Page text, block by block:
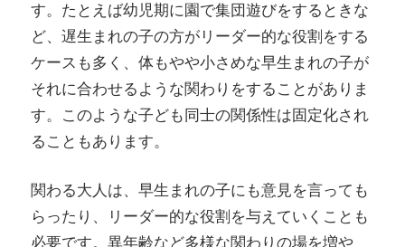
す。たとえば幼児期に園で集団遊びをするときな
ど、遅生まれの子の方がリーダー的な役割をする
ケースも多く、体もやや小さめな早生まれの子が
それに合わせるような関わりをすることがありま
す。このような子ども同士の関係性は固定化され
ることもあります。
関わる大人は、早生まれの子にも意見を言っても
らったり、リーダー的な役割を与えていくことも
必要です。異年齢など多様な関わりの場を増や